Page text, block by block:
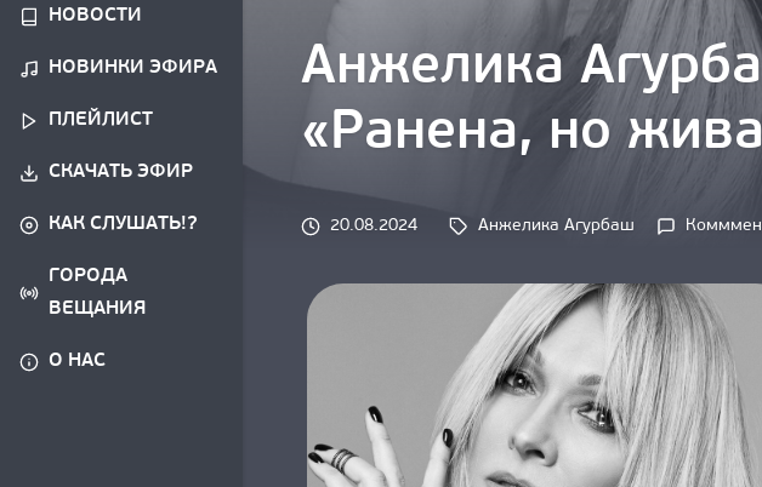
НОВОСТИ
НОВИНКИ ЭФИРА
ПЛЕЙЛИСТ
СКАЧАТЬ ЭФИР
КАК СЛУШАТЬ!?
ГОРОДА
ВЕЩАНИЯ
О НАС
Анжелика
«Ранена, но
20.08.2024 Tags:
Анжелика Агурбаш